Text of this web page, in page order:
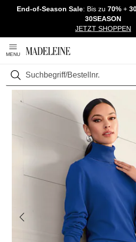
Überspringe Navigation, direkt zum
End-of-Season Sale: Bis zu 70% +
30SEASON
JETZT SHOPPEN
MENU
Suchen
Startseite Mode Pullover & Strick